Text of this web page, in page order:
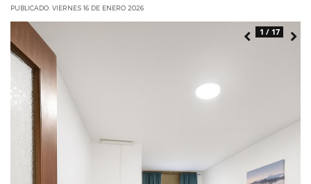
PUBLICADO: VIERNES 16 DE ENERO 2026
1 / 17